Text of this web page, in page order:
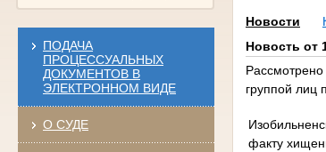
ПОДАЧА
ПРОЦЕССУАЛЬНЫХ
ДОКУМЕНТОВ В
ЭЛЕКТРОННОМ ВИДЕ
О СУДЕ
Новости
Новость от
группой лиц
факту